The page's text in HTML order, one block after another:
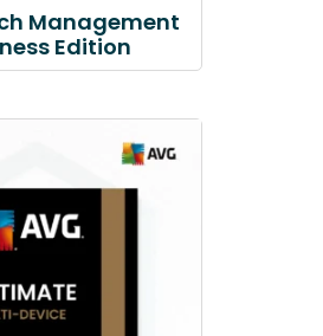
Management
Edition